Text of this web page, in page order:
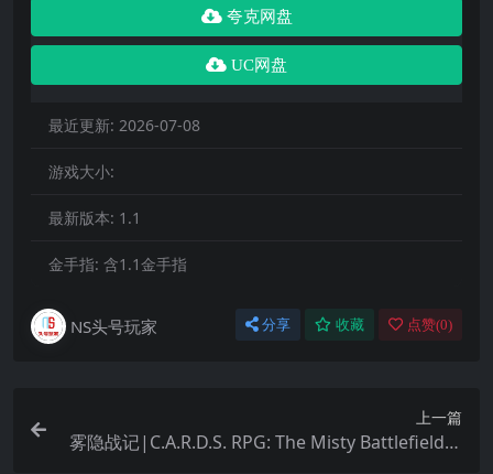
夸克网盘
UC网盘
最近更新: 2026-07-08
游戏大小:
最新版本: 1.1
金手指: 含1.1金手指
NS头号玩家 分享 收藏 点赞(0)
上一篇
雾隐战记|C.A.R.D.S. RPG: The Misty Battlefield中